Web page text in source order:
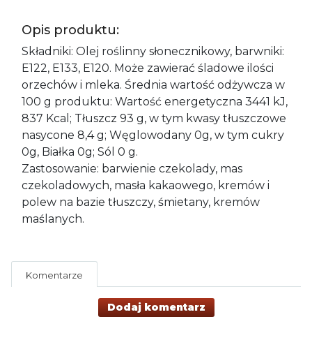
Opis produktu:
Składniki: Olej roślinny słonecznikowy, barwniki:
E122, E133, E120. Może zawierać śladowe ilości
orzechów i mleka. Średnia wartość odżywcza w
100 g produktu: Wartość energetyczna 3441 kJ,
837 Kcal; Tłuszcz 93 g, w tym kwasy tłuszczowe
nasycone 8,4 g; Węglowodany 0g, w tym cukry
0g, Białka 0g; Sól 0 g.
Zastosowanie: barwienie czekolady, mas
czekoladowych, masła kakaowego, kremów i
polew na bazie tłuszczy, śmietany, kremów
maślanych.
Komentarze
Dodaj komentarz